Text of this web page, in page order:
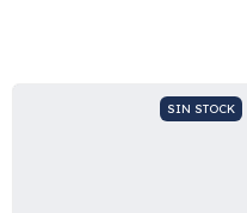
SIN STOCK